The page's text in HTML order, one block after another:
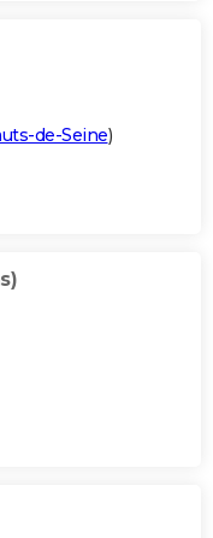
de-Seine)